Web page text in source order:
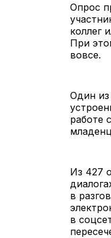
Опрос
коллег
При
вовсе.
Один из
работе
Из 427
в
в